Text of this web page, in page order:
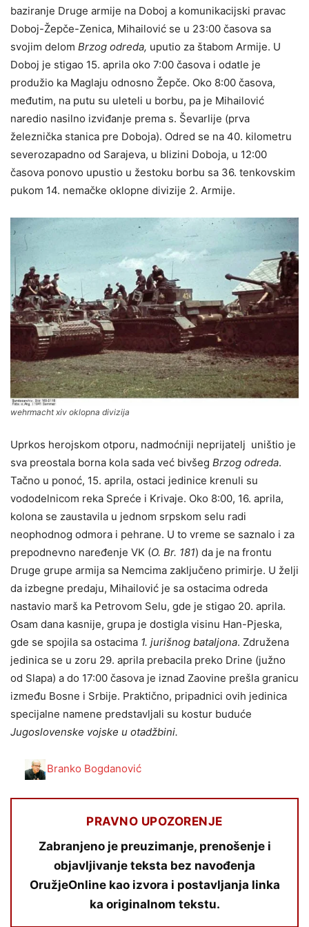
baziranje Druge armije na Doboj a komunikacijski pravac
Doboj-Žepče-Zenica, Mihailović se u 23:00 časova sa
svojim delom Brzog odreda, uputio za štabom Armije. U
Doboj je stigao 15. aprila oko 7:00 časova i odatle je
produžio ka Maglaju odnosno Žepče. Oko 8:00 časova,
međutim, na putu su uleteli u borbu, pa je Mihailović
naredio nasilno izviđanje prema s. Ševarlije (prva
železnička stanica pre Doboja). Odred se na 40. kilometru
severozapadno od Sarajeva, u blizini Doboja, u 12:00
časova ponovo upustio u žestoku borbu sa 36. tenkovskim
pukom 14. nemačke oklopne divizije 2. Armije.
wehrmacht xiv oklopna divizija
Uprkos herojskom otporu, nadmoćniji neprijatelј uništio je
sva preostala borna kola sada već bivšeg Brzog odreda.
Tačno u ponoć, 15. aprila, ostaci jedinice krenuli su
vododelnicom reka Spreće i Krivaje. Oko 8:00, 16. aprila,
kolona se zaustavila u jednom srpskom selu radi
neophodnog odmora i pehrane. U to vreme se saznalo i za
prepodnevno naređenje VK (O. Br. 181) da je na frontu
Druge grupe armija sa Nemcima zaklјučeno primirje. U želјi
da izbegne predaju, Mihailović je sa ostacima odreda
nastavio marš ka Petrovom Selu, gde je stigao 20. aprila.
Osam dana kasnije, grupa je dostigla visinu Han-Pjeska,
gde se spojila sa ostacima 1. jurišnog batalјona. Združena
jedinica se u zoru 29. aprila prebacila preko Drine (južno
od Slapa) a do 17:00 časova je iznad Zaovine prešla granicu
između Bosne i Srbije. Praktično, pripadnici ovih jedinica
specijalne namene predstavlјali su kostur buduće
Jugoslovenske vojske u otadžbini.
Branko Bogdanović
PRAVNO UPOZORENJE
Zabranjeno je preuzimanje, prenošenje i
objavljivanje teksta bez navođenja
OružjeOnline kao izvora i postavljanja linka
ka originalnom tekstu.